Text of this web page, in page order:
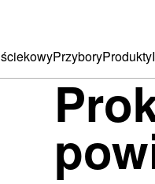
PrzyboryProdukty